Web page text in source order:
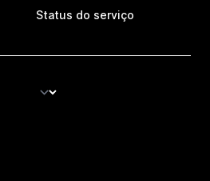
Status do serviço